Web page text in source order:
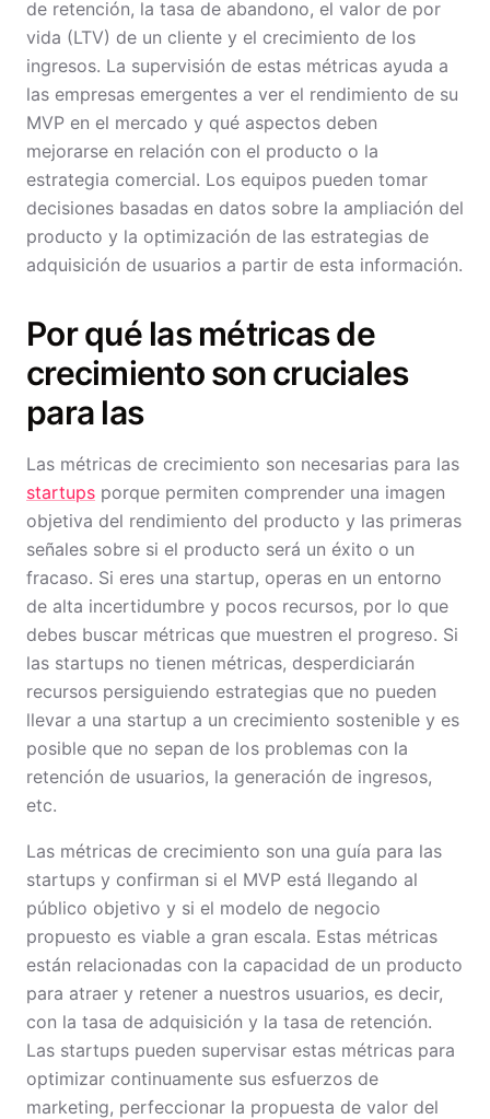
de retención, la tasa de abandono, el valor de por
vida (LTV) de un cliente y el crecimiento de los
ingresos. La supervisión de estas métricas ayuda a
las empresas emergentes a ver el rendimiento de su
MVP en el mercado y qué aspectos deben
mejorarse en relación con el producto o la
estrategia comercial. Los equipos pueden tomar
decisiones basadas en datos sobre la ampliación del
producto y la optimización de las estrategias de
adquisición de usuarios a partir de esta información.
Por qué las métricas de
crecimiento son cruciales
para las
Las métricas de crecimiento son necesarias para las
startups porque permiten comprender una imagen
objetiva del rendimiento del producto y las primeras
señales sobre si el producto será un éxito o un
fracaso. Si eres una startup, operas en un entorno
de alta incertidumbre y pocos recursos, por lo que
debes buscar métricas que muestren el progreso. Si
las startups no tienen métricas, desperdiciarán
recursos persiguiendo estrategias que no pueden
llevar a una startup a un crecimiento sostenible y es
posible que no sepan de los problemas con la
retención de usuarios, la generación de ingresos,
etc.
Las métricas de crecimiento son una guía para las
startups y confirman si el MVP está llegando al
público objetivo y si el modelo de negocio
propuesto es viable a gran escala. Estas métricas
están relacionadas con la capacidad de un producto
para atraer y retener a nuestros usuarios, es decir,
con la tasa de adquisición y la tasa de retención.
Las startups pueden supervisar estas métricas para
optimizar continuamente sus esfuerzos de
marketing, perfeccionar la propuesta de valor del